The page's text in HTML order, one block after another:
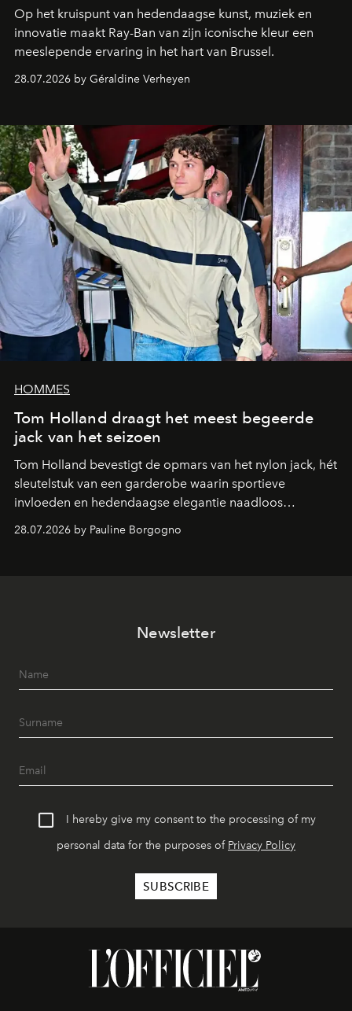
Op het kruispunt van hedendaagse kunst, muziek en
innovatie maakt Ray-Ban van zijn iconische kleur een
meeslepende ervaring in het hart van Brussel.
28.07.2026 by Géraldine Verheyen
HOMMES
Tom Holland draagt het meest begeerde
jack van het seizoen
Tom Holland bevestigt de opmars van het nylon jack, hét
sleutelstuk van een garderobe waarin sportieve
invloeden en hedendaagse elegantie naadloos
samenkomen.
28.07.2026 by Pauline Borgogno
Newsletter
I hereby give my consent to the processing of my
personal data for the purposes of Privacy Policy